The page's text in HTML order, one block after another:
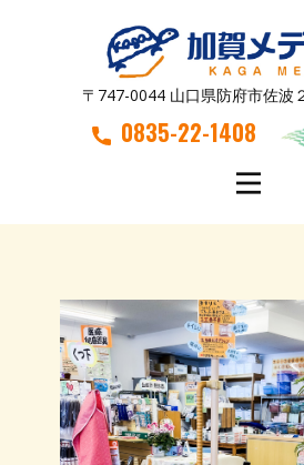
〒747-0044 山口県防府市佐波
0835-22-1408